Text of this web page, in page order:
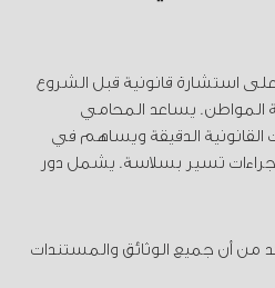
استشارة قانونية قبل الشروع
المواطن. يساعد المحامي
الدقيقة ويساهم في
تسير بسلاسة. يشمل دور
من أن جميع الوثائق والمستندات